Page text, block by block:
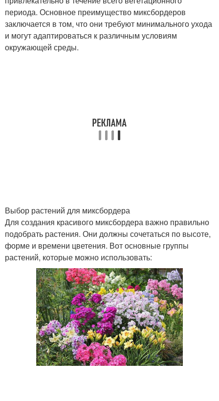
периода. Основное преимущество миксбордеров
заключается в том, что они требуют минимального ухода
и могут адаптироваться к различным условиям
окружающей среды.
Выбор растений для миксбордера
Для создания красивого миксбордера важно правильно
подобрать растения. Они должны сочетаться по высоте,
форме и времени цветения. Вот основные группы
растений, которые можно использовать: